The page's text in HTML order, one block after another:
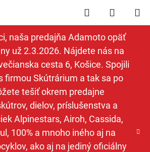
naša predajňa Adamoto opäť
už 2.3.2026. Nájdete nás na
cesta 6, Košice. Spojili
firmou Skútrárium a tak sa po
tešiť okrem predajne
dielov, príslušenstva a
Alpinestars, Airoh, Cassida,
100% a mnoho iného aj na
ako aj na jediný oficiálny
Hľadať
KOŠÍK